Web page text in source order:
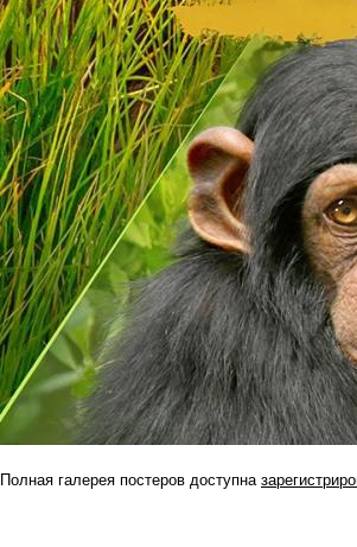
Полная галерея постеров доступна